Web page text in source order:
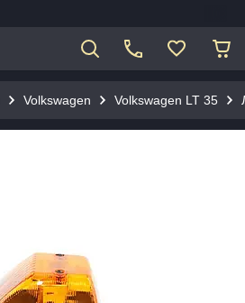
Volkswagen Volkswagen LT 35